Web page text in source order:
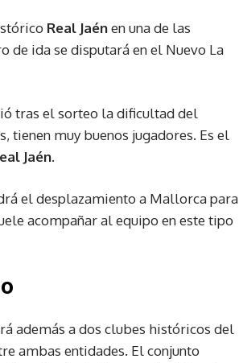
Real Jaénen una de las
de ida se disputará en el Nuevo La
tras el sorteo la dificultad del
tienen muy buenos jugadores. Es el
Jaén.
el desplazamiento a Mallorca para
acompañar al equipo en este tipo
además a dos clubes históricos del
ambas entidades. El conjunto